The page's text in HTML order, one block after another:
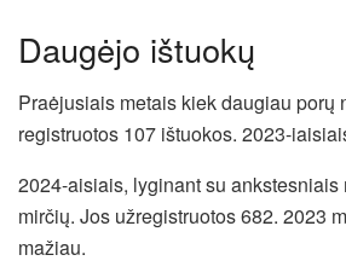
Daugėjo ištuokų
Praėjusiais metais kiek daugiau porų
registruotos 107 ištuokos. 2023-
2024-aisiais, lyginant su ankstesniais
mirčių. Jos užregistruotos 682. 2023
mažiau.